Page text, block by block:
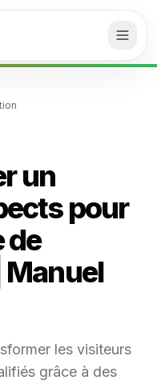
un
pour
de
Manuel
les visiteurs
grâce à des